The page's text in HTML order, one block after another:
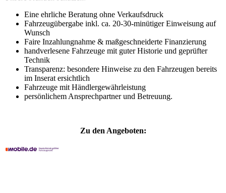
Eine ehrliche Beratung ohne Verkaufsdruck
Fahrzeugübergabe inkl. ca. 20-30-minütiger Einweisung auf
Wunsch
Faire Inzahlungnahme & maßgeschneiderte Finanzierung
handverlesene Fahrzeuge mit guter Historie und geprüfter
Technik
Transparenz: besondere Hinweise zu den Fahrzeugen bereits
im Inserat ersichtlich
Fahrzeuge mit Händlergewährleistung
persönlichem Ansprechpartner und Betreuung.
Zu den Angeboten: